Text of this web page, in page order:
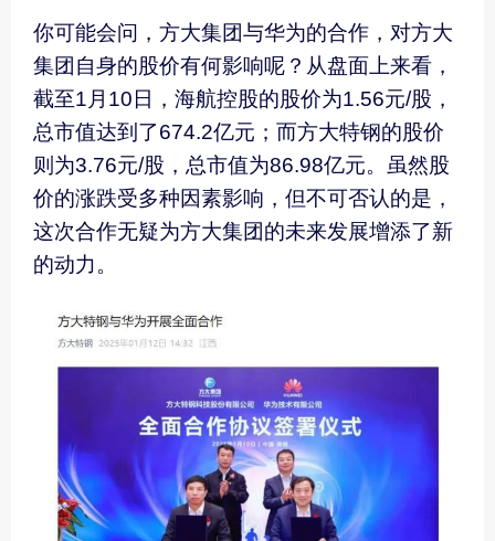
你可能会问，方大集团与华为的合作，对方大
集团自身的股价有何影响呢？从盘面上来看，
截至1月10日，海航控股的股价为1.56元/股，
总市值达到了674.2亿元；而方大特钢的股价
则为3.76元/股，总市值为86.98亿元。虽然股
价的涨跌受多种因素影响，但不可否认的是，
这次合作无疑为方大集团的未来发展增添了新
的动力。